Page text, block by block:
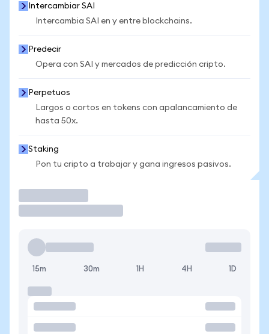
Intercambiar SAI
Intercambia SAI en y entre blockchains.
Predecir
Opera con SAI y mercados de predicción cripto.
Perpetuos
Largos o cortos en tokens con apalancamiento de
hasta 50x.
Staking
Pon tu cripto a trabajar y gana ingresos pasivos.
15m 30m 1H 4H 1D